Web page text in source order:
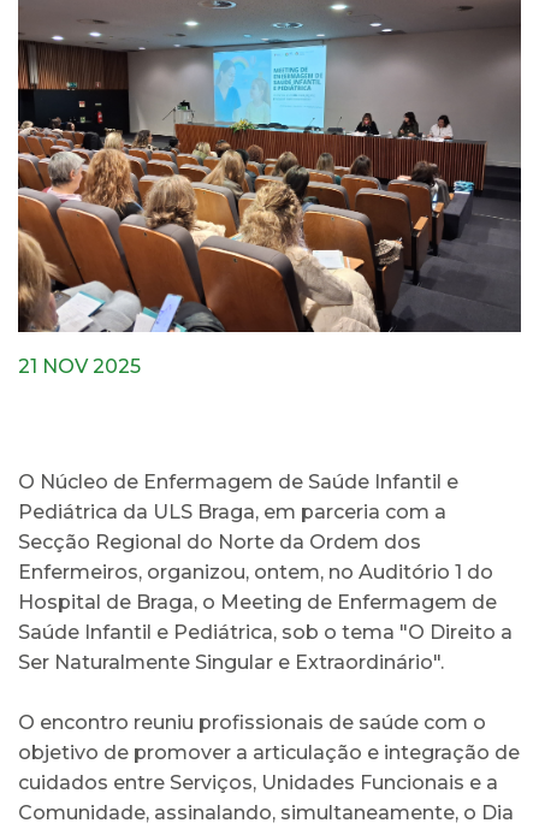
21 NOV 2025
O Núcleo de Enfermagem de Saúde Infantil e
Pediátrica da ULS Braga, em parceria com a
Secção Regional do Norte da Ordem dos
Enfermeiros, organizou, ontem, no Auditório 1 do
Hospital de Braga, o Meeting de Enfermagem de
Saúde Infantil e Pediátrica, sob o tema "O Direito a
Ser Naturalmente Singular e Extraordinário".
O encontro reuniu profissionais de saúde com o
objetivo de promover a articulação e integração de
cuidados entre Serviços, Unidades Funcionais e a
Comunidade, assinalando, simultaneamente, o Dia